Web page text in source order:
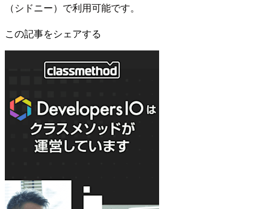
（シドニー）で利用可能です。
この記事をシェアする